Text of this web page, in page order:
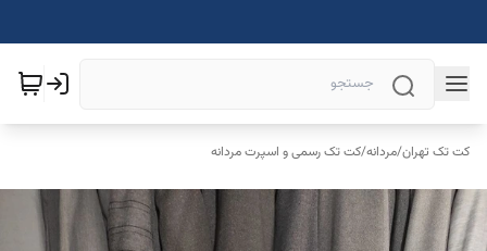
کت تک تهران/مردانه/کت تک رسمی و اسپرت مردانه